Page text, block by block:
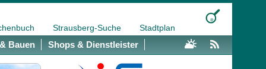
Strausberg-Suche Stadtplan
Bauen Shops & Dienstleister